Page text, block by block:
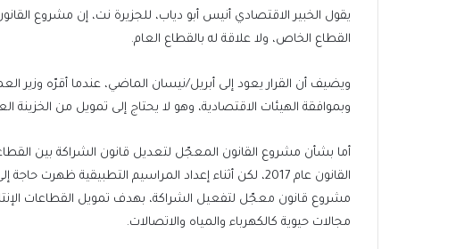
يقول الخبير الاقتصادي أنيس أبو دياب، للجزيرة نت، إن مشروع
القطاع الخاص، ولا علاقة له بالقطاع العام.
ويضيف أن القرار يعود إلى أبريل/نيسان الماضي، عندما أقرّه وزير
وبموافقة الهيئات الاقتصادية، وهو لا يحتاج إلى تمويل من الخزينة
أما بشأن مشروع القانون المعجّل لتعديل قانون الشراكة بين
القانون عام 2017، لكن أثناء إعداد المراسيم التطبيقية
مشروع قانون معجّل لتفعيل الشراكة، بهدف تمويل القطاعات
مجالات حيوية كالكهرباء والمياه والاتصالات.